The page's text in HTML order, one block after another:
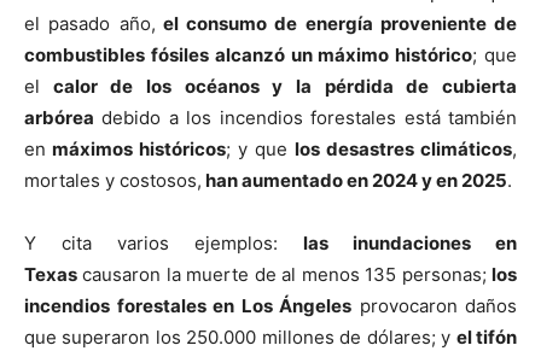
el pasado año, el consumo de energía proveniente de
combustibles fósiles alcanzó un máximo histórico; que
el calor de los océanos y la pérdida de cubierta
arbórea debido a los incendios forestales está también
en máximos históricos; y que los desastres climáticos,
mortales y costosos, han aumentado en 2024 y en 2025.
Y cita varios ejemplos: las inundaciones en
Texas causaron la muerte de al menos 135 personas; los
incendios forestales en Los Ángeles provocaron daños
que superaron los 250.000 millones de dólares; y el tifón